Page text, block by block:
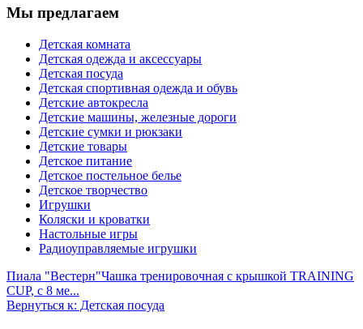
Мы предлагаем
Детская комната
Детская одежда и аксессуары
Детская посуда
Детская спортивная одежда и обувь
Детские автокресла
Детские машины, железные дороги
Детские сумки и рюкзаки
Детские товары
Детское питание
Детское постельное белье
Детское творчество
Игрушки
Коляски и кроватки
Настольные игры
Радиоуправляемые игрушки
Пиала "Вестерн"Чашка тренировочная с крышкой TRAINING
CUP, с 8 ме...
Вернуться к: Детская посуда